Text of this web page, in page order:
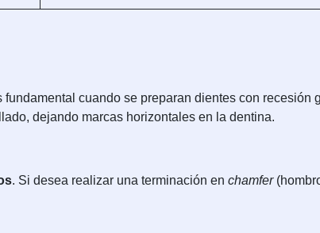
cuando se preparan dientes con recesión
dejando marcas horizontales en la dentina.
. Si desea realizar una terminación en chamfer